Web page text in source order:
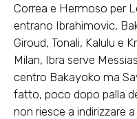
Correa e Hermoso per
entrano Ibrahimovic,
Giroud, Tonali, Kalulu e
Milan, Ibra serve
centro Bakayoko ma
fatto, poco dopo palla
non riesce a indirizzare